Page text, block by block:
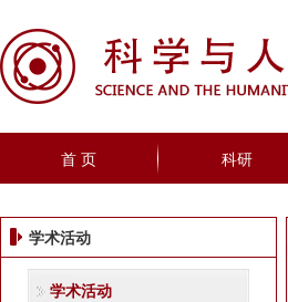
首 页 科研
学术活动
学术活动